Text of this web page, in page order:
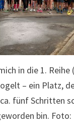
in die 1. Reihe
– ein Platz,
fünf Schritten
bin. Foto: